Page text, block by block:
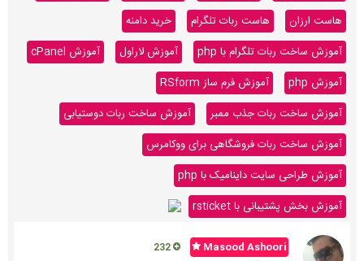
هاست ارزان
هاست ربات تلگرام
خرید دامنه
آموزش ساخت ربات تلگرام با php
آموزش لاراول
آموزش cPanel
آموزش php
آموزش فرم ساز RSform
آموزش ساخت ربات جذب ممبر
آموزش ساخت ربات دوستیابی
آموزش ساخت ربات فروشگاهی برای ووکامرس
آموزش طراحی سایت داینامیک با php
آموزش بخش پشتیبانی با rsticket
Masood Ashoori